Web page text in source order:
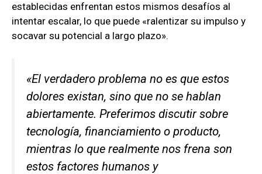
establecidas enfrentan estos mismos desafíos al
intentar escalar, lo que puede «ralentizar su impulso y
socavar su potencial a largo plazo».
«El verdadero problema no es que estos
dolores existan, sino que no se hablan
abiertamente. Preferimos discutir sobre
tecnología, financiamiento o producto,
mientras lo que realmente nos frena son
estos factores humanos y